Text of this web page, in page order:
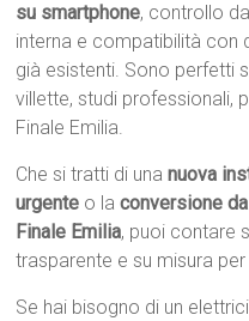
su smartphone, controllo
interna e compatibilità con
già esistenti. Sono perfetti
villette, studi professionali,
Finale Emilia.
Che si tratti di unanuova
urgente o laconversione
Finale Emilia, puoi contare
trasparente e su misura
Se hai bisogno di un